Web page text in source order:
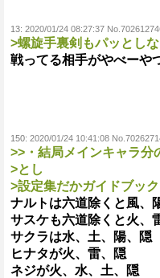
13: 2020/01/24 08:27:37
>螺旋手裏剣もパッとし
戦ってる相手がやべーや
150: 2020/01/24 10:41:08
>>・結局メインキャラ分
>とし
>設定集だかガイドブッ
ナルトは六道除くと風、
サスケも六道除くと火、
サクラは水、土、陽、隠
ヒナタが火、雷、隠
ネジが火、水、土、隠